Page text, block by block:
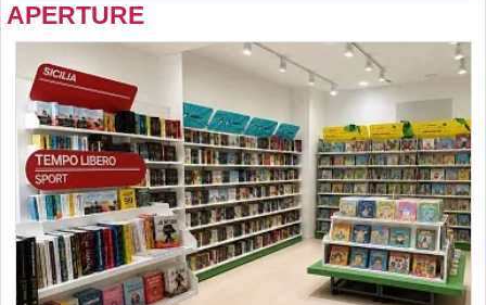
APERTURE